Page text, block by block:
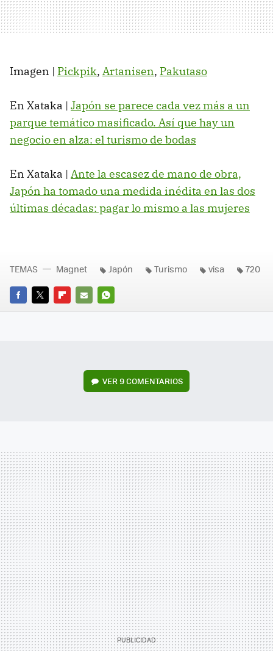
Imagen | Pickpik, Artanisen, Pakutaso
En Xataka | Japón se parece cada vez más a un
parque temático masificado. Así que hay un
negocio en alza: el turismo de bodas
En Xataka | Ante la escasez de mano de obra,
Japón ha tomado una medida inédita en las dos
últimas décadas: pagar lo mismo a las mujeres
FACEBOOK
TWITTERFLIPBOARD
E-
WHATSAPP
TEMAS Magnet Japón Turismo visa 720
VER 9 COMENTARIOS